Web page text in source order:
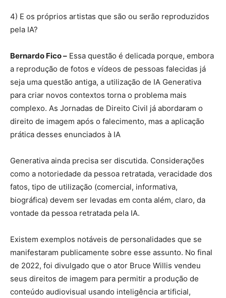
4) E os próprios artistas que são ou serão reproduzidos
pela IA?
Bernardo Fico – Essa questão é delicada porque, embora
a reprodução de fotos e vídeos de pessoas falecidas já
seja uma questão antiga, a utilização de IA Generativa
para criar novos contextos torna o problema mais
complexo. As Jornadas de Direito Civil já abordaram o
direito de imagem após o falecimento, mas a aplicação
prática desses enunciados à IA
Generativa ainda precisa ser discutida. Considerações
como a notoriedade da pessoa retratada, veracidade dos
fatos, tipo de utilização (comercial, informativa,
biográfica) devem ser levadas em conta além, claro, da
vontade da pessoa retratada pela IA.
Existem exemplos notáveis de personalidades que se
manifestaram publicamente sobre esse assunto. No final
de 2022, foi divulgado que o ator Bruce Willis vendeu
seus direitos de imagem para permitir a produção de
conteúdo audiovisual usando inteligência artificial,